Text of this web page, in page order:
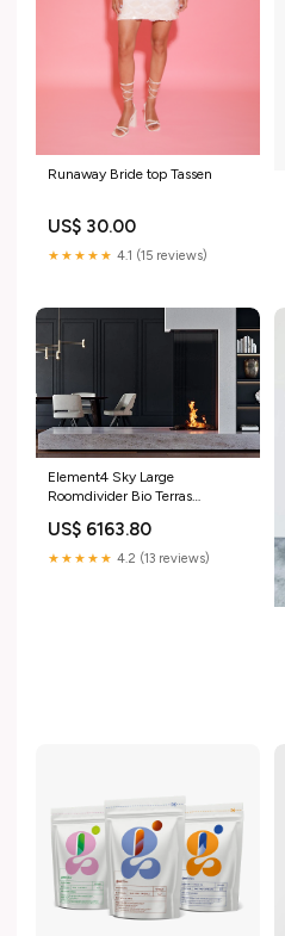
Runaway Bride top Tassen
US$ 30.00
★★★★★ 4.1 (15 reviews)
Element4 Sky Large
Roomdivider Bio Terras
US$ 6163.80
★★★★★ 4.2 (13 reviews)